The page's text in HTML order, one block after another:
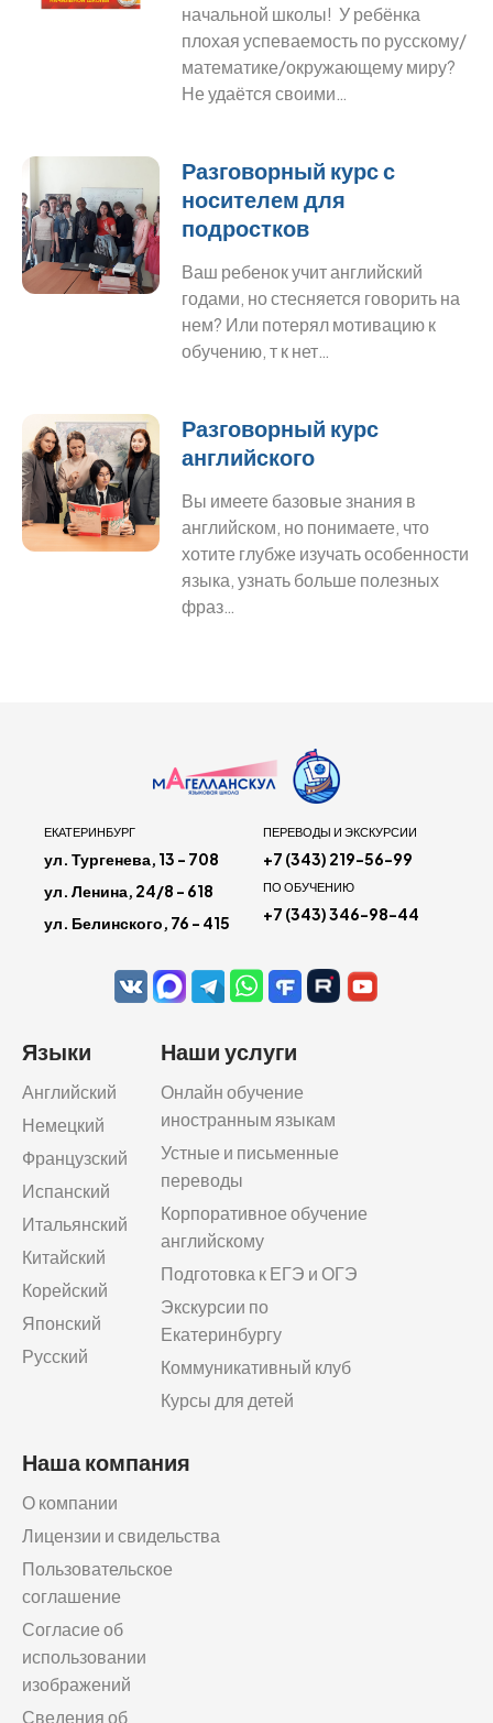
начальной школы! У ребёнка
плохая успеваемость по русскому/
математике/окружающему миру?
Не удаётся своими…
Разговорный курс с
носителем для
подростков
Ваш ребенок учит английский
годами, но стесняется говорить на
нем? Или потерял мотивацию к
обучению, т к нет…
Разговорный курс
английского
Вы имеете базовые знания в
английском, но понимаете, что
хотите глубже изучать особенности
языка, узнать больше полезных
фраз…
ЕКАТЕРИНБУРГ
ул. Тургенева, 13 - 708
ул. Ленина, 24/8 - 618
ул. Белинского, 76 - 415
ПЕРЕВОДЫ И ЭКСКУРСИИ
+7 (343) 219-56-99
ПО ОБУЧЕНИЮ
+7 (343) 346-98-44
Языки
Английский
Немецкий
Французский
Испанский
Итальянский
Китайский
Корейский
Японский
Русский
Наши услуги
Онлайн обучение
иностранным языкам
Устные и письменные
переводы
Корпоративное обучение
английскому
Подготовка к ЕГЭ и ОГЭ
Экскурсии по
Екатеринбургу
Коммуникативный клуб
Курсы для детей
Наша компания
О компании
Лицензии и свидельства
Пользовательское
соглашение
Согласие об
использовании
изображений
Сведения об